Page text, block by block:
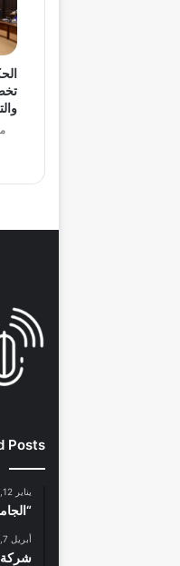
Posts
يناير 12, 2025
أبريل 7, 2025
شركة